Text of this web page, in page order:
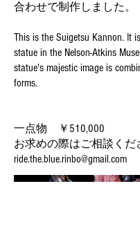
合わせで制作しました。
This is the Suigetsu Kannon. It
statue in the Nelson-Atkins
statue's majestic image is
forms.
一点物 ￥510,000
お求めの際はご相談くだ
ride.the.blue.rinbo@gmail.com